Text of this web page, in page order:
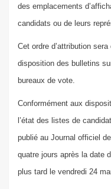
des emplacements
candidats ou de leurs
Cet ordre d’attribution
disposition des bulletins
bureaux de vote.
Conformément aux
l’état des listes de
publié au Journal officiel
quatre jours après la date
plus tard le vendredi 24